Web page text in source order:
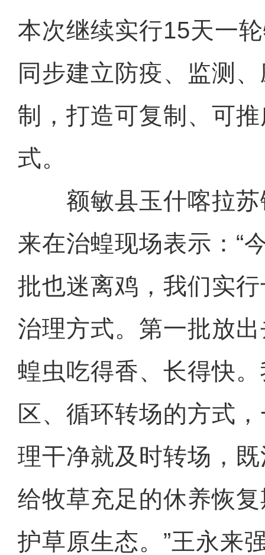
本次继续实行15天一
同步建立防疫、监测
制，打造可复制、可
式。
额敏县玉什喀拉苏
来在治蝗现场表示：“
批也迷离鸡，我们实
治理方式。第一批放
蝗虫吃得香、长得快
区、循环转场的方式
理干净就及时转场，
给牧草充足的休养恢
护草原生态。”王永来